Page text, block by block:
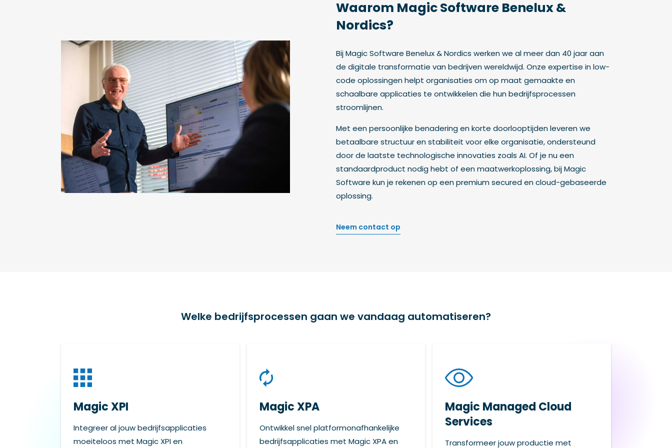
Waarom Magic Software Benelux &
Nordics?
Bij Magic Software Benelux & Nordics werken we al meer dan 40 jaar aan
de digitale transformatie van bedrijven wereldwijd. Onze expertise in low-
code oplossingen helpt organisaties om op maat gemaakte en
schaalbare applicaties te ontwikkelen die hun bedrijfsprocessen
stroomlijnen.
Met een persoonlijke benadering en korte doorlooptijden leveren we
betaalbare structuur en stabiliteit voor elke organisatie, ondersteund
door de laatste technologische innovaties zoals AI. Of je nu een
standaardproduct nodig hebt of een maatwerkoplossing, bij Magic
Software kun je rekenen op een premium secured en cloud-gebaseerde
oplossing.
Neem contact op
Welke bedrijfsprocessen gaan we vandaag automatiseren?
Magic XPI
Integreer al jouw bedrijfsapplicaties
moeiteloos met Magic XPI en
Magic XPA
Ontwikkel snel platformonafhankelijke
bedrijfsapplicaties met Magic XPA en
Magic Managed Cloud
Services
Transformeer jouw productie met